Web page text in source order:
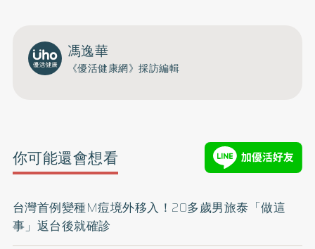
馮逸華
《優活健康網》採訪編輯
你可能還會想看
台灣首例變種M痘境外移入！20多歲男旅泰「做這
事」返台後就確診